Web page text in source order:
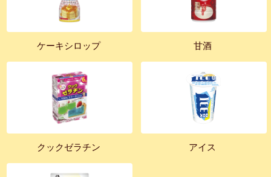
ケーキシロップ 甘酒
クックゼラチン アイス